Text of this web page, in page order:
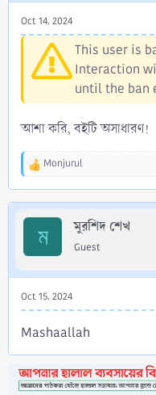
Oct 14, 2024
This user is
Interaction
until the ban
আশা করি, বইটি অসাধারণ!
R
a
o
:
Monjurul
ম মুরশিদ শেখ
Guest
Oct 15, 2024
Mashaallah